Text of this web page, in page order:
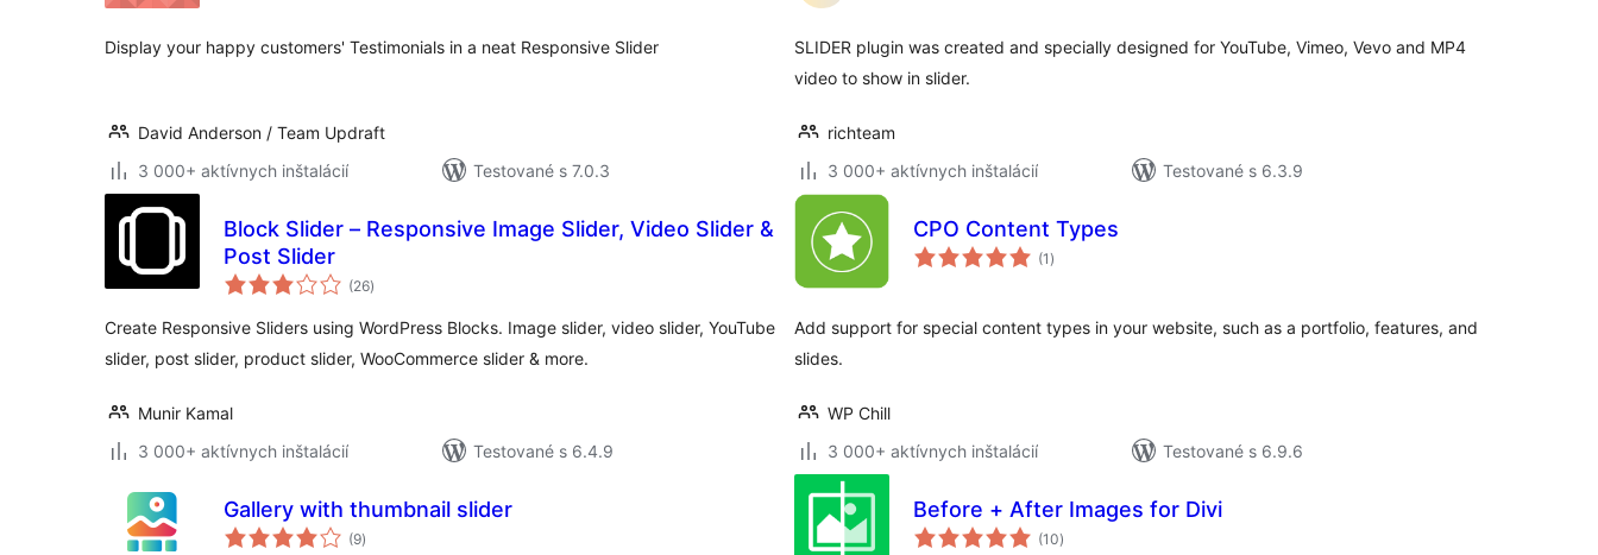
Display your happy customers' Testimonials in a neat Responsive Slider
David Anderson / Team Updraft
3 000+ aktívnych inštalácií
Testované s 7.0.3
SLIDER plugin was created and specially designed for YouTube, Vimeo, Vevo and MP4
video to show in slider.
richteam
3 000+ aktívnych inštalácií
Testované s 6.3.9
Block Slider – Responsive Image Slider, Video Slider &
Post Slider
(26celkové
hodnotenie
)
Create Responsive Sliders using WordPress Blocks. Image slider, video slider, YouTube
slider, post slider, product slider, WooCommerce slider & more.
Munir Kamal
3 000+ aktívnych inštalácií
Testované s 6.4.9
CPO Content Types
(1 celkové
hodnotenie
)
Add support for special content types in your website, such as a portfolio, features, and
slides.
WP Chill
3 000+ aktívnych inštalácií
Testované s 6.9.6
Gallery with thumbnail slider
(9celkové
hodnotenie
)
Before + After Images for Divi
(10celkové
hodnotenie
)